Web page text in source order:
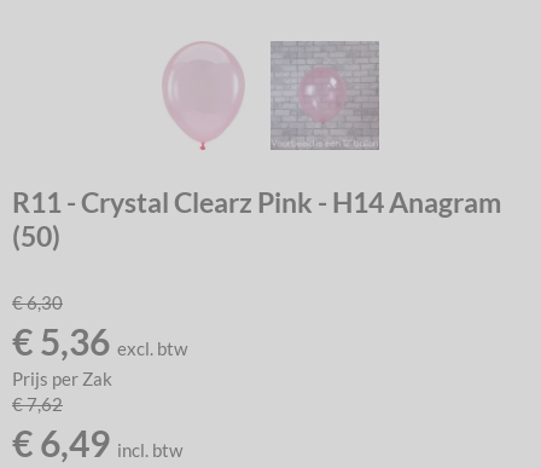
R11 - Crystal Clearz Pink - H14 Anagram
(50)
€6,30
€5,36 excl. btw
Prijs per Zak
€7,62
€6,49 incl. btw